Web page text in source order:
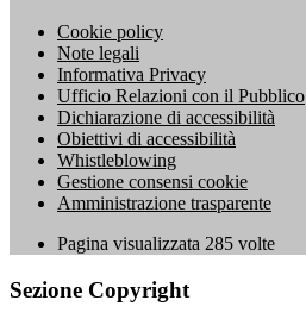
Cookie policy
Note legali
Informativa Privacy
Ufficio Relazioni con il Pubblico
Dichiarazione di accessibilità
Obiettivi di accessibilità
Whistleblowing
Gestione consensi cookie
Amministrazione trasparente
Pagina visualizzata 285 volte
Sezione Copyright